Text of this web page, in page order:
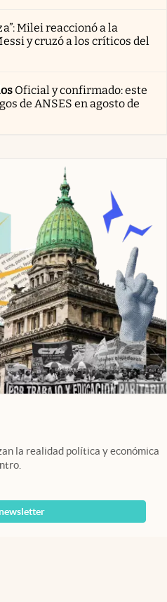
Milei reaccionó a la
y cruzó a los críticos del
Oficial y confirmado: este
de ANSES en agosto de
la realidad política y económica